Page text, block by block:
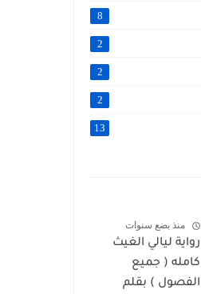
8
2
2
2
13
منذ بضع سنوات
رواية ليالي الغيث
كامله ( جميع
الفصول ) بقلم